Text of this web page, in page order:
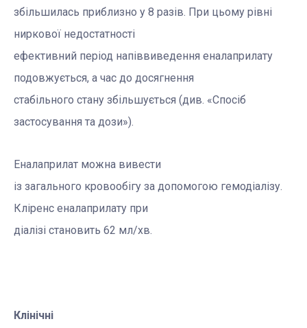
збільшилась приблизно у 8 разів. При цьому рівні
ниркової недостатності
ефективний період напіввиведення еналаприлату
подовжується, а час до досягнення
стабільного стану збільшується (див. «Спосіб
застосування та дози»).
Еналаприлат можна вивести
із загального кровообігу за допомогою гемодіалізу.
Кліренс еналаприлату при
діалізі становить 62 мл/хв.
Клінічні